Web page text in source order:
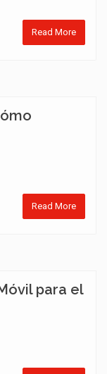
Read More
Read More
para el